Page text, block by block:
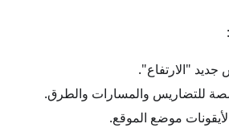
جديد "الارتفاع".
للتضاريس والمسارات والطرق.
لأيقونات موضع الموقع.